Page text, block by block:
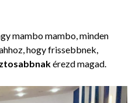
mambo mambo, minden
hogy frissebbnek,
érezd magad.